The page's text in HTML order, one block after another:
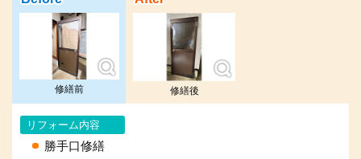
Before
修繕前 修繕後
リフォーム内容
勝手口修繕